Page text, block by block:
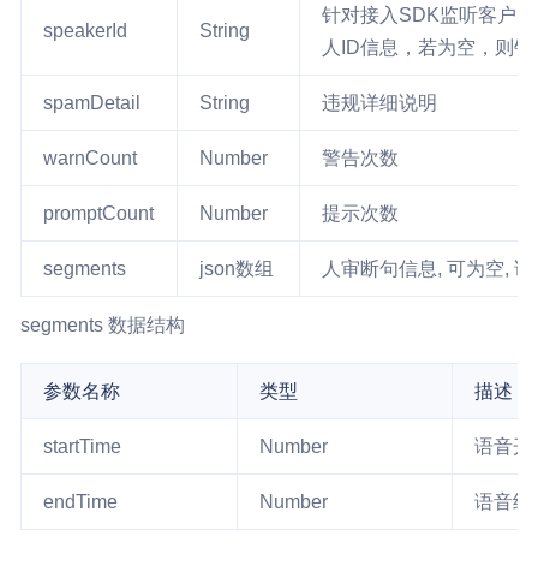
speakerId String
针对接入SDK监听客户
人ID信息，若为空，则
spamDetail String 违规详细说明
warnCount Number 警告次数
promptCount Number 提示次数
segments json数组 人审断句信息, 可为空,
segments 数据结构
参数名称 类型 描述
startTime Number 语音开
endTime Number 语音结